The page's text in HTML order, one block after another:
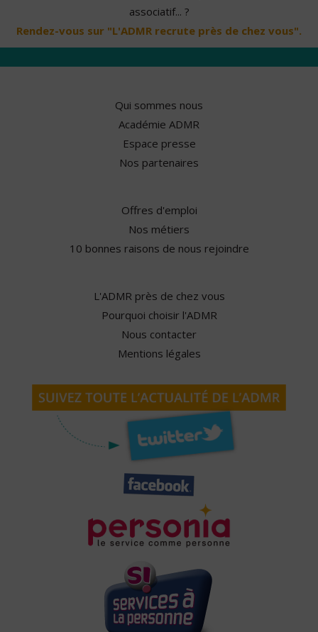
associatif... ?
Rendez-vous sur "L'ADMR recrute près de chez vous".
Qui sommes nous
Académie ADMR
Espace presse
Nos partenaires
Offres d'emploi
Nos métiers
10 bonnes raisons de nous rejoindre
L'ADMR près de chez vous
Pourquoi choisir l'ADMR
Nous contacter
Mentions légales